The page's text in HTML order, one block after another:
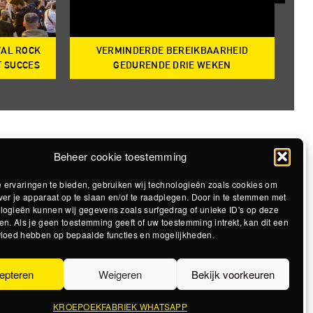
Beheer cookie toestemming
ervaringen te bieden, gebruiken wij technologieën zoals cookies om
je apparaat op te slaan en/of te raadplegen. Door in te stemmen met
kunnen wij gegevens zoals surfgedrag of unieke ID's op deze
Als je geen toestemming geeft of uw toestemming intrekt, kan dit een
hebben op bepaalde functies en mogelijkheden.
Weigeren Bekijk voorkeuren
KROEPOEKFABRIEK WHATSAPP
ROCK
SUCCES
VERMINDERDE BEREIKBAARHEID
GEDURENDE DRIE WEKEN